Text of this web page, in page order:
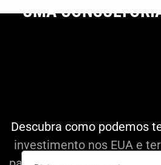
UMA
Descubra como podemos
investimento nos EUA e